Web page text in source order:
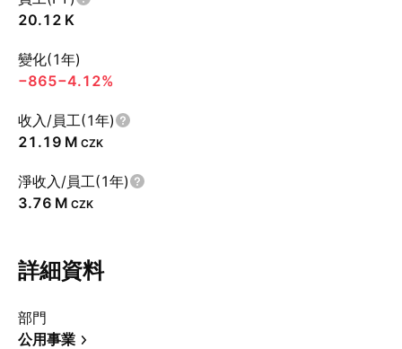
‪20.12 K‬
變化(1年)
−865−4.12%
收入/員工(1年)
‪21.19 M‬ CZK
淨收入/員工(1年)
‪3.76 M‬ CZK
詳細資料
部門
公用事業